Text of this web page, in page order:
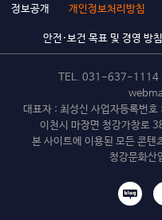
정보공개 개인정보처리방침
안전·보건 목표 및 경영 방침
TEL. 031-637-1114
대표자 : 최성신 사업자등록
이천시 마장면 청강가창로
본 사이트에 이용된 모든 콘
청강문화산